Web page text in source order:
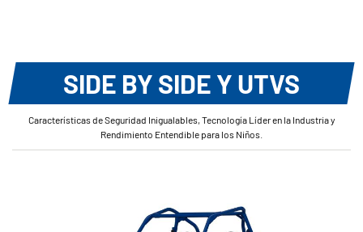
SIDE BY SIDE Y UTVS
Características de Seguridad Inigualables, Tecnología Líder en la Industria y
Rendimiento Entendible para los Niños.